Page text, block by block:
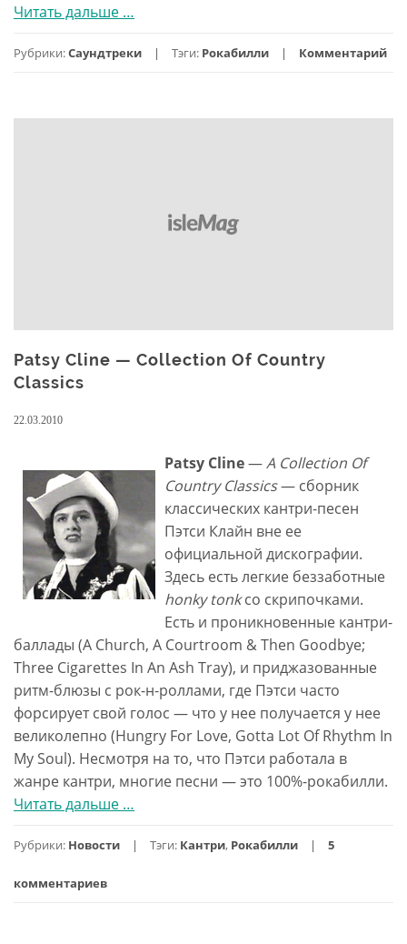
Читать дальше проСтать
Ленноном.
фильму
…
Рубрики:Саундтреки Тэги: Рокабилли Комментарий
Patsy Cline — Collection Of Country
Classics
22.03.2010
Patsy Cline—A Collection Of
Country Classics— сборник
классических кантри-песен
Пэтси Клайн вне ее
официальной дискографии.
Здесь есть легкие беззаботные
honky tonkсо скрипочками.
Есть и проникновенные кантри-
баллады (A Church, A Courtroom & Then Goodbye;
Three Cigarettes In An Ash Tray), и приджазованные
ритм-блюзы с рок-н-роллами, где Пэтси часто
форсирует свой голос — что у нее получается у нее
великолепно (Hungry For Love, Gotta Lot Of Rhythm In
My Soul). Несмотря на то, что Пэтси работала в
жанре кантри, многие песни — это 100%-рокабилли.
Читать дальше проPatsy
—
…
Рубрики: Новости Тэги: Кантри, Рокабилли 5
комментариев